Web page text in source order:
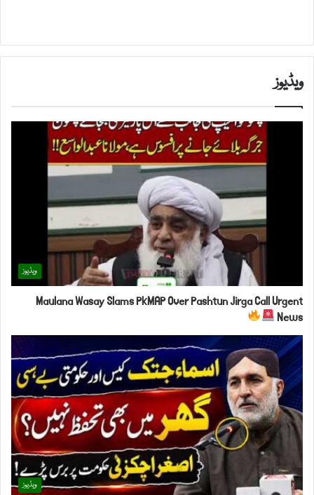
ویڈیوز
ویڈیوز
Maulana Wasay Slams PkMAP Over Pashtun Jirga Call Urgent
News
ویڈیوز